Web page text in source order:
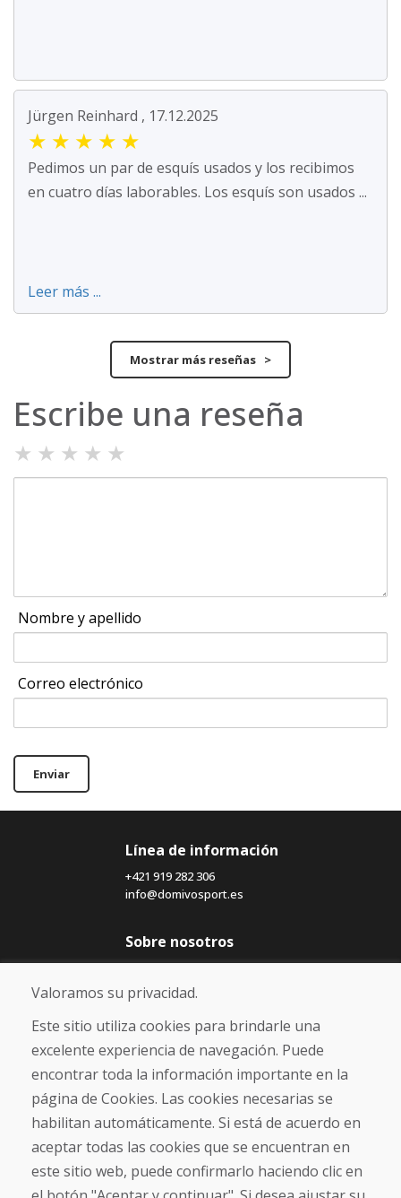
Jürgen Reinhard , 17.12.2025
★ ★ ★ ★ ★
Pedimos un par de esquís usados y los recibimos
en cuatro días laborables. Los esquís son usados ...
Leer más ...
Mostrar más reseñas >
Escribe una reseña
★ ★ ★ ★ ★
Nombre y apellido
Correo electrónico
Enviar
Línea de información
+421 919 282 306
info@domivosport.es
Sobre nosotros
Blog
Sobre nosotros
Comercio
Contacto
Compra
Tienda electrónica
Envío y pago
NORMAS DE RECLAMACIÓN
Devolución y cambio de mercancías
Política de privacidad
Valoramos su privacidad.
Este sitio utiliza cookies para brindarle una
excelente experiencia de navegación. Puede
encontrar toda la información importante en la
página de Cookies. Las cookies necesarias se
habilitan automáticamente. Si está de acuerdo en
aceptar todas las cookies que se encuentran en
este sitio web, puede confirmarlo haciendo clic en